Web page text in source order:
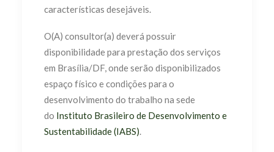
características desejáveis.
O(A) consultor(a) deverá possuir
disponibilidade para prestação dos serviços
em Brasília/DF, onde serão disponibilizados
espaço físico e condições para o
desenvolvimento do trabalho na sede
do Instituto Brasileiro de Desenvolvimento e
Sustentabilidade (IABS).